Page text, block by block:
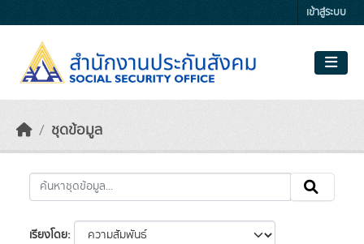
เข้าสู่ระบบ
ชุดข้อมูล
เรียงโดย